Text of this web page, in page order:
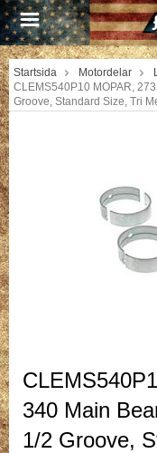
Startsida Motordelar
CLEMS540P10 MOPAR,
Groove, Standard Size, Tri
340 Main
1/2 Groove,